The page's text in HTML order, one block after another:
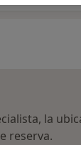
la
reserva.